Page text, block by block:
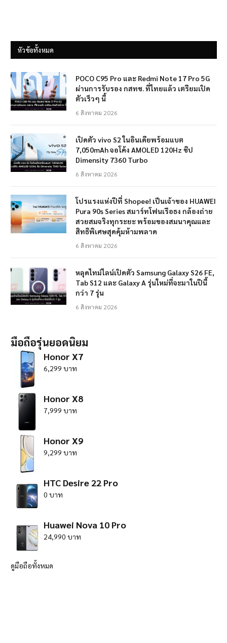
หัวข้อทั้งหมด
POCO C95 Pro และ Redmi Note 17 Pro 5G
ผ่านการรับรอง กสทช. ที่ไทยแล้ว เตรียมเปิด
ตัวเร็วๆ นี้
6 สิงหาคม 2026
เปิดตัว vivo S2 ในอินเดียพร้อมแบต
7,050mAh จอโค้ง AMOLED 120Hz ชิป
Dimensity 7360 Turbo
6 สิงหาคม 2026
โปรแรงแห่งปีที่ Shopee! เป็นเจ้าของ HUAWEI
Pura 90s Series สมาร์ทโฟนเรือธง กล้องถ่าย
สวยสมจริงทุกระยะ พร้อมของสมนาคุณและ
สิทธิพิเศษสุดคุ้มห้ามพลาด
6 สิงหาคม 2026
หลุดไทม์ไลน์เปิดตัว Samsung Galaxy S26 FE,
Tab S12 และ Galaxy A รุ่นใหม่ที่จะมาในปีนี้
กว่า 7 รุ่น
6 สิงหาคม 2026
มือถือรุ่นยอดนิยม
Honor X7
6,299 บาท
Honor X8
7,999 บาท
Honor X9
9,299 บาท
HTC Desire 22 Pro
0 บาท
Huawei Nova 10 Pro
24,990 บาท
ดูมือถือทั้งหมด